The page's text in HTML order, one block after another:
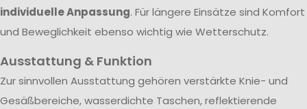
individuelle Anpassung. Für längere Einsätze sind Komfort
und Beweglichkeit ebenso wichtig wie Wetterschutz.
Ausstattung & Funktion
Zur sinnvollen Ausstattung gehören verstärkte Knie- und
Gesäßbereiche, wasserdichte Taschen, reflektierende